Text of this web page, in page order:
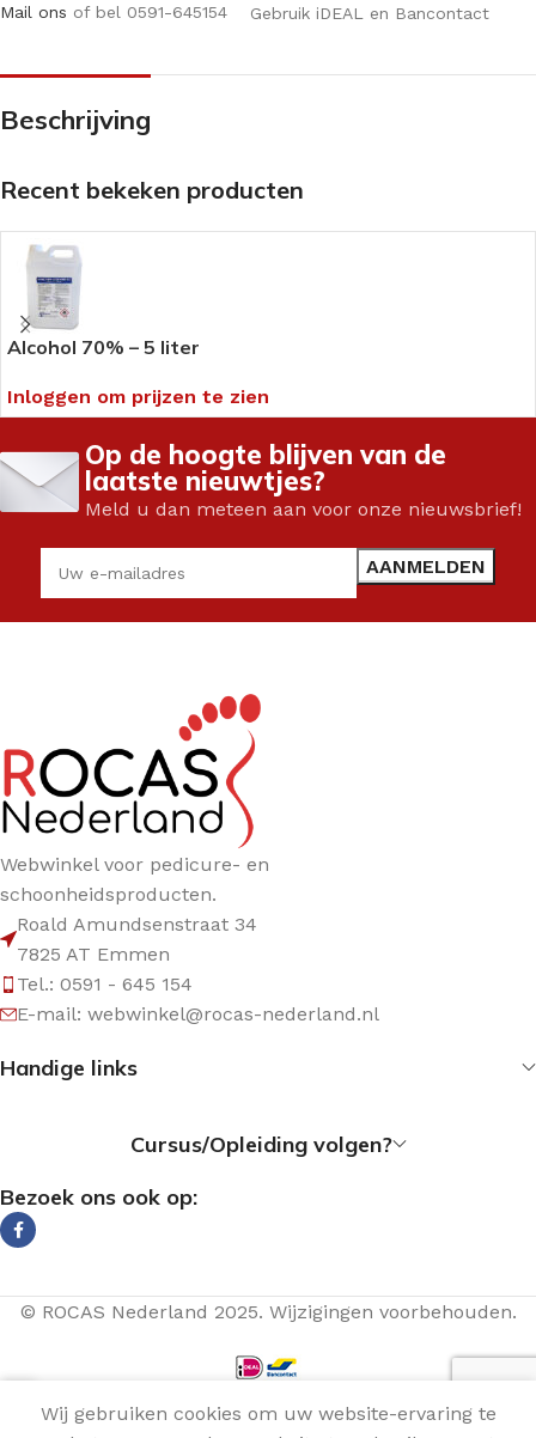
Mail ons of bel 0591-645154 Gebruik iDEAL en Bancontact
Beschrijving
Recent bekeken producten
Alcohol 70% – 5 liter
Inloggen om prijzen te zien
Op de hoogte blijven van de
laatste nieuwtjes?
Meld u dan meteen aan voor onze nieuwsbrief!
Webwinkel voor pedicure- en
schoonheidsproducten.
Roald Amundsenstraat 34
7825 AT Emmen
Tel.: 0591 - 645 154
E-mail: webwinkel@rocas-nederland.nl
Handige links
Cursus/Opleiding volgen?
Bezoek ons ook op:
© ROCAS Nederland 2025. Wijzigingen voorbehouden.
Wij gebruiken cookies om uw website-ervaring te